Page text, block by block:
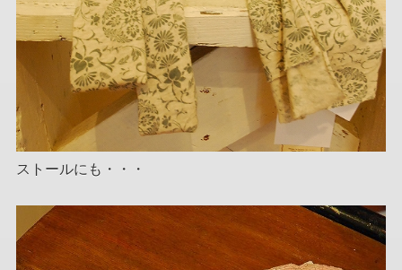
ストールにも・・・